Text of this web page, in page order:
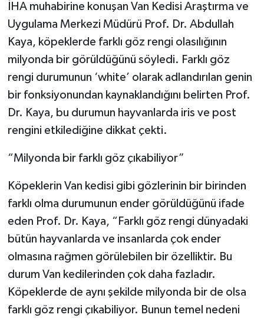
İHA muhabirine konuşan Van Kedisi Araştırma ve
Uygulama Merkezi Müdürü Prof. Dr. Abdullah
Kaya, köpeklerde farklı göz rengi olasılığının
milyonda bir görüldüğünü söyledi. Farklı göz
rengi durumunun ‘white’ olarak adlandırılan genin
bir fonksiyonundan kaynaklandığını belirten Prof.
Dr. Kaya, bu durumun hayvanlarda iris ve post
rengini etkilediğine dikkat çekti.
“Milyonda bir farklı göz çıkabiliyor”
Köpeklerin Van kedisi gibi gözlerinin bir birinden
farklı olma durumunun ender görüldüğünü ifade
eden Prof. Dr. Kaya, “Farklı göz rengi dünyadaki
bütün hayvanlarda ve insanlarda çok ender
olmasına rağmen görülebilen bir özelliktir. Bu
durum Van kedilerinden çok daha fazladır.
Köpeklerde de aynı şekilde milyonda bir de olsa
farklı göz rengi çıkabiliyor. Bunun temel nedeni